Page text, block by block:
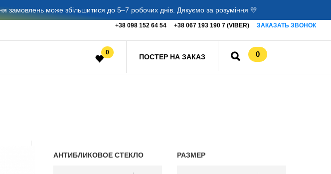
може збільшитися до 5–7 робочих днів. Дякуємо за розуміння 💛
+38 098 152 64 54 +38 067 193 190 7 (VIBER) ЗАКАЗАТЬ ЗВОНОК
0
ПОСТЕР НА ЗАКАЗ 0
АНТИБЛИКОВОЕ СТЕКЛО РАЗМЕР